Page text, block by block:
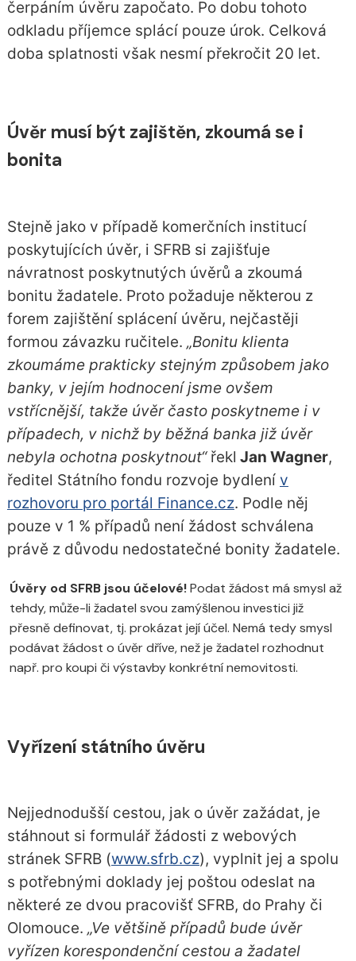
čerpáním úvěru započato. Po dobu tohoto
odkladu příjemce splácí pouze úrok. Celková
doba splatnosti však nesmí překročit 20 let.
Úvěr musí být zajištěn, zkoumá se i
bonita
Stejně jako v případě komerčních institucí
poskytujících úvěr, i SFRB si zajišťuje
návratnost poskytnutých úvěrů a zkoumá
bonitu žadatele. Proto požaduje některou z
forem zajištění splácení úvěru, nejčastěji
formou závazku ručitele. „Bonitu klienta
zkoumáme prakticky stejným způsobem jako
banky, v jejím hodnocení jsme ovšem
vstřícnější, takže úvěr často poskytneme i v
případech, v nichž by běžná banka již úvěr
nebyla ochotna poskytnout“ řekl Jan Wagner,
ředitel Státního fondu rozvoje bydlení v
rozhovoru pro portál Finance.cz. Podle něj
pouze v 1 % případů není žádost schválena
právě z důvodu nedostatečné bonity žadatele.
Úvěry od SFRB jsou účelové!Podat žádost má smysl až
tehdy, může-li žadatel svou zamýšlenou investici již
přesně definovat, tj. prokázat její účel. Nemá tedy smysl
podávat žádost o úvěr dříve, než je žadatel rozhodnut
např. pro koupi či výstavby konkrétní nemovitosti.
Vyřízení státního úvěru
Nejjednodušší cestou, jak o úvěr zažádat, je
stáhnout si formulář žádosti z webových
stránek SFRB (www.sfrb.cz), vyplnit jej a spolu
s potřebnými doklady jej poštou odeslat na
některé ze dvou pracovišť SFRB, do Prahy či
Olomouce. „Ve většině případů bude úvěr
vyřízen korespondenční cestou a žadatel